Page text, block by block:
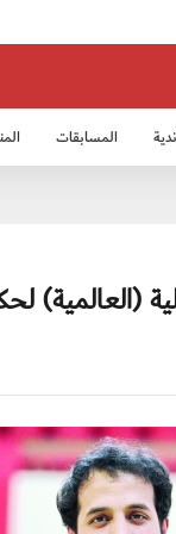
المسابقات
(العالمية)